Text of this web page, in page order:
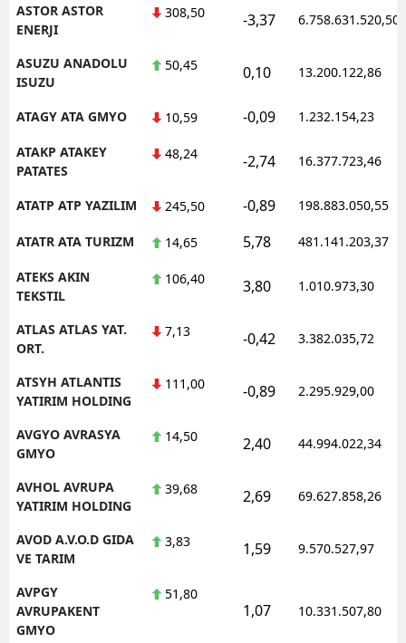
ASTOR ASTOR
ENERJI
308,50 -3,37 6.758.631.520,50
ASUZU ANADOLU
ISUZU
50,45 0,10 13.200.122,86
ATAGY ATA GMYO 10,59 -0,09 1.232.154,23
ATAKP ATAKEY
PATATES
48,24 -2,74 16.377.723,46
ATATP ATP YAZILIM 245,50 -0,89 198.883.050,55
ATATR ATA TURIZM 14,65 5,78 481.141.203,37
ATEKS AKIN
TEKSTIL
106,40 3,80 1.010.973,30
ATLAS ATLAS YAT.
ORT.
7,13 -0,42 3.382.035,72
ATSYH ATLANTIS
YATIRIM HOLDING
111,00 -0,89 2.295.929,00
AVGYO AVRASYA
GMYO
14,50 2,40 44.994.022,34
AVHOL AVRUPA
YATIRIM HOLDING
39,68 2,69 69.627.858,26
AVOD A.V.O.D GIDA
VE TARIM
3,83 1,59 9.570.527,97
AVPGY
AVRUPAKENT
GMYO
51,80
1,07 10.331.507,80